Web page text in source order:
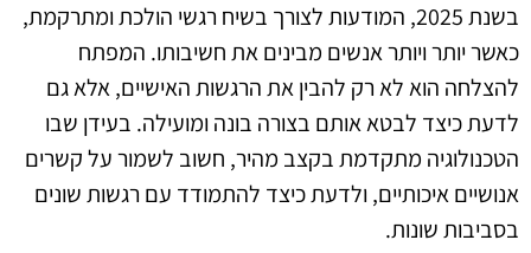
בשנת 2025, המודעות לצורך בשיח רגשי הולכת ומתרקמת,
כאשר יותר ויותר אנשים מבינים את חשיבותו. המפתח
להצלחה הוא לא רק להבין את הרגשות האישיים, אלא גם
לדעת כיצד לבטא אותם בצורה בונה ומועילה. בעידן שבו
הטכנולוגיה מתקדמת בקצב מהיר, חשוב לשמור על קשרים
אנושיים איכותיים, ולדעת כיצד להתמודד עם רגשות שונים
בסביבות שונות.